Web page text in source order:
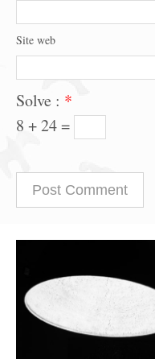
Site web
Solve : *
8 + 24 =